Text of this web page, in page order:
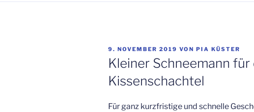
VERÖFFENTLICHT
AM
9. NOVEMBER 2019 VON PIA KÜSTER
Kleiner Schneemann für
Kissenschachtel
Für ganz kurzfristige und schnelle